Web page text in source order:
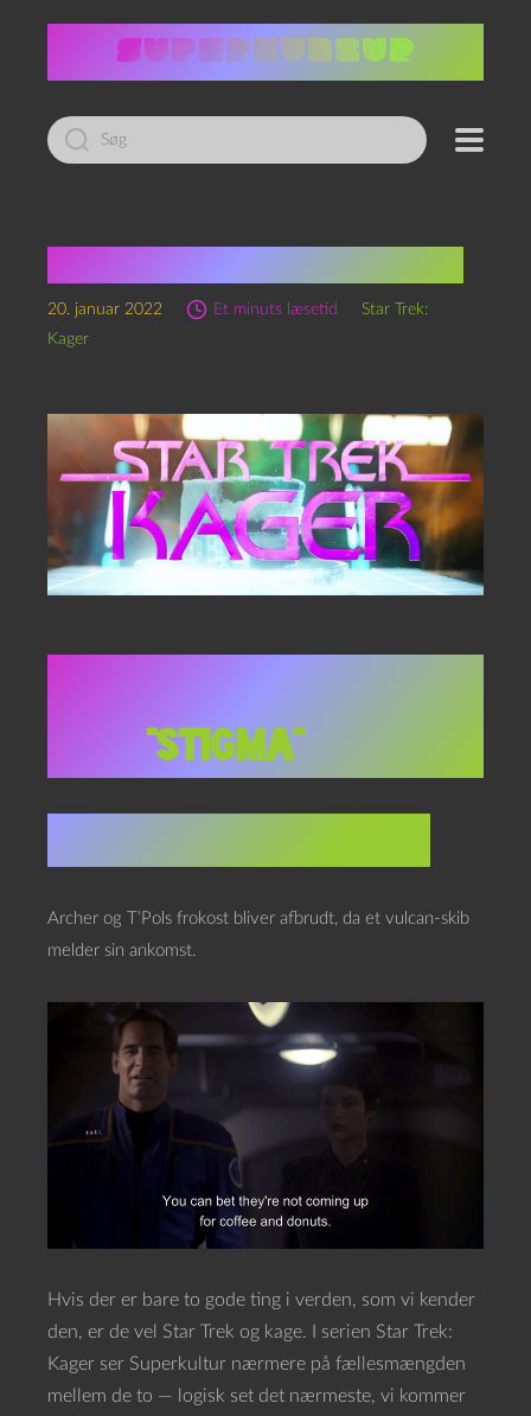
Led
efter:
20. januar 2022 Et minuts læsetid
Star Trek:
Kager
“Stigma”
Archer og T’Pols frokost bliver afbrudt, da et vulcan-skib
melder sin ankomst.
Hvis der er bare to gode ting i verden, som vi kender
den, er de vel Star Trek og kage. I serien Star Trek:
Kager ser Superkultur nærmere på fællesmængden
mellem de to — logisk set det nærmeste, vi kommer